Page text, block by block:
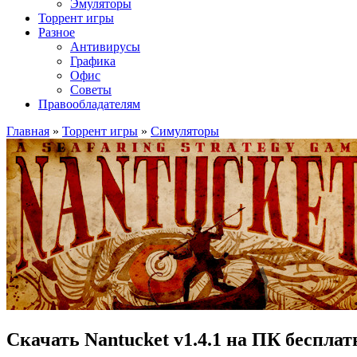
Эмуляторы
Торрент игры
Разное
Антивирусы
Графика
Офис
Советы
Правообладателям
Главная » Торрент игры » Симуляторы
Скачать Nantucket v1.4.1 на ПК